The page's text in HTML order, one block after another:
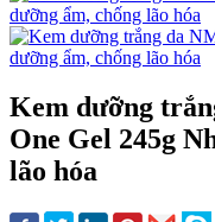
Kem dưỡng
One Gel 245g
lão hóa